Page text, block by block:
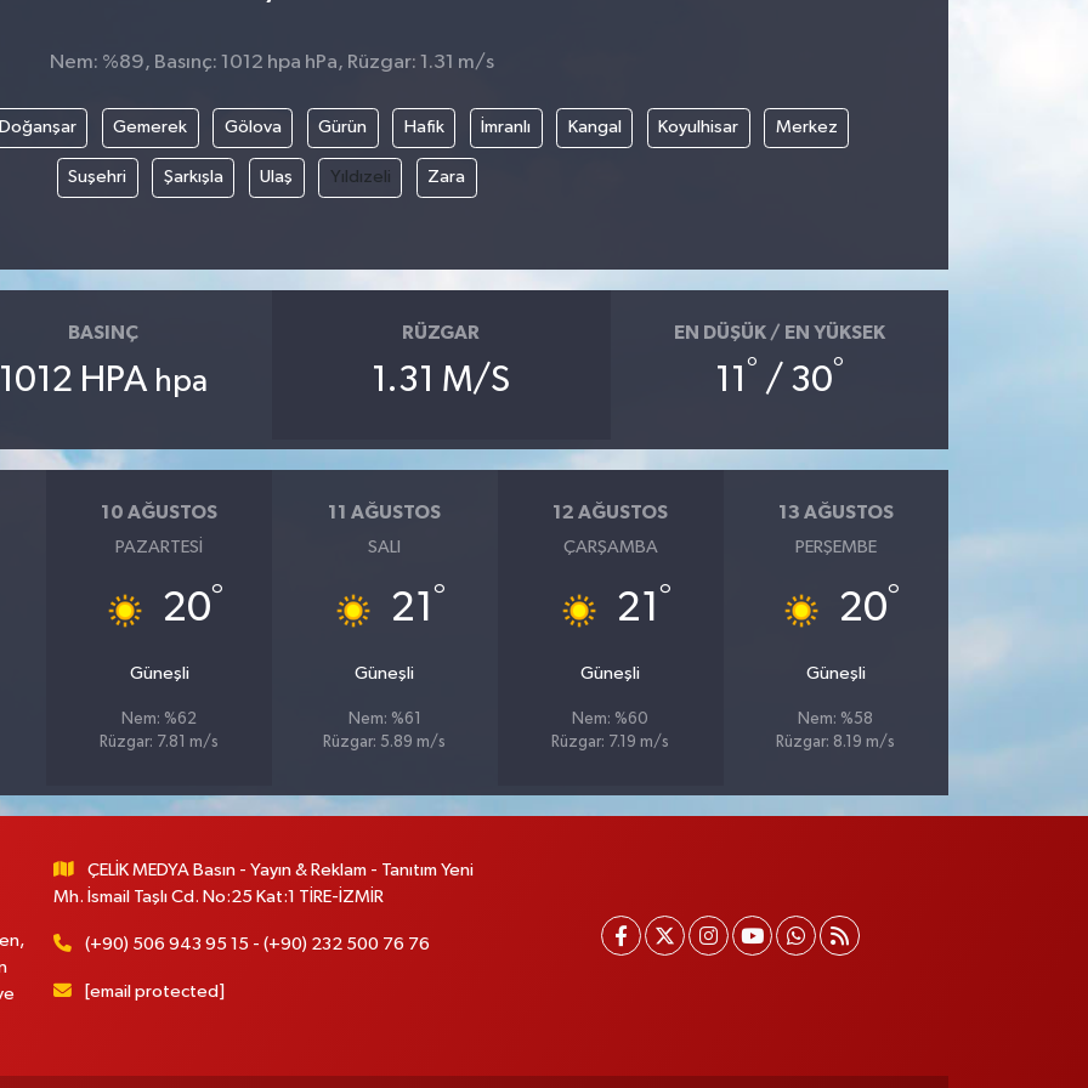
Nem: %89, Basınç: 1012 hpa hPa, Rüzgar: 1.31 m/s
Gemerek Gölova Gürün Hafik İmranlı Kangal Koyulhisar Merkez
Suşehri Şarkışla Ulaş Yıldızeli Zara
BASINÇ
HPA hpa
RÜZGAR
1.31 M/S
EN DÜŞÜK / EN YÜKSEK
11° / 30°
10 AĞUSTOS
PAZARTESI
20°
Güneşli
Nem: %62
Rüzgar: 7.81 m/s
11 AĞUSTOS
SALI
21 °
Güneşli
Nem: %61
Rüzgar: 5.89 m/s
12 AĞUSTOS
ÇARŞAMBA
21 °
Güneşli
Nem: %60
Rüzgar: 7.19 m/s
13 AĞUSTOS
PERŞEMBE
20°
Güneşli
Nem: %58
Rüzgar: 8.19 m/s
ÇELİK MEDYA Basın - Yayın & Reklam - Tanıtım Yeni
Mh. İsmail Taşlı Cd. No:25 Kat:1 TİRE-İZMİR
(+90) 506 943 95 15 - (+90) 232 500 76 76
[email protected]